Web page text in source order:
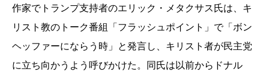
作家でトランプ支持者のエリック・メタクサス氏は、キ
リスト教のトーク番組「フラッシュポイント」で「ボン
ヘッファーにならう時」と発言し、キリスト者が民主党
に立ち向かうよう呼びかけた。同氏は以前からドナル